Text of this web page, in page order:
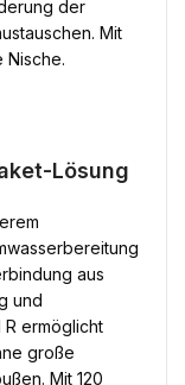
der
Mit
Nische.
Lösung
aus
und
R ermöglicht
große
Mit 120